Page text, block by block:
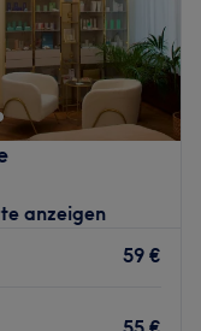
anzeigen
59 €